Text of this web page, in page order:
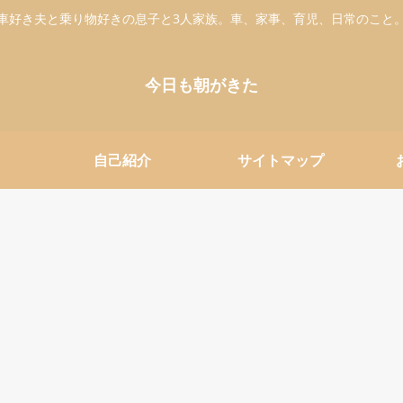
好き夫と乗り物好きの息子と3人家族。車、家事、育児、日常のこと。
今日も朝がきた
自己紹介 サイトマップ